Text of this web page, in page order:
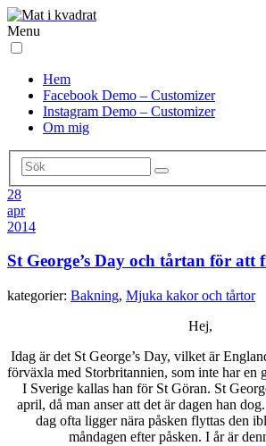
Menu
Hem
Facebook Demo – Customizer
Instagram Demo – Customizer
Om mig
28
apr
2014
St George’s Day och tårtan för att
kategorier: Bakning, Mjuka kakor och tårtor
Hej,
Idag är det St George’s Day, vilket är
förväxla med Storbritannien, som inte har en
I Sverige kallas han för St Göran. St
april, då man anser att det är dagen han
dag ofta ligger nära påsken flyttas den
måndagen efter påsken. I år är